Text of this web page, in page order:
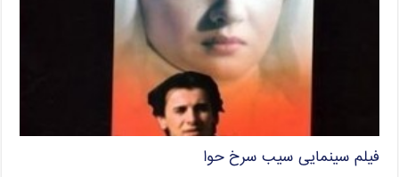
فیلم سینمایی سیب سرخ حوا